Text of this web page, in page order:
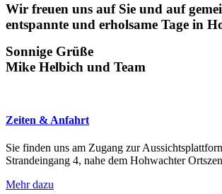
Wir freuen uns auf Sie und auf
entspannte und erholsame Tage in
Sonnige Grüße
Mike Helbich und Team
Zeiten & Anfahrt
Sie finden uns am Zugang zur
Strandeingang 4, nahe dem Hohwachter
Mehr dazu